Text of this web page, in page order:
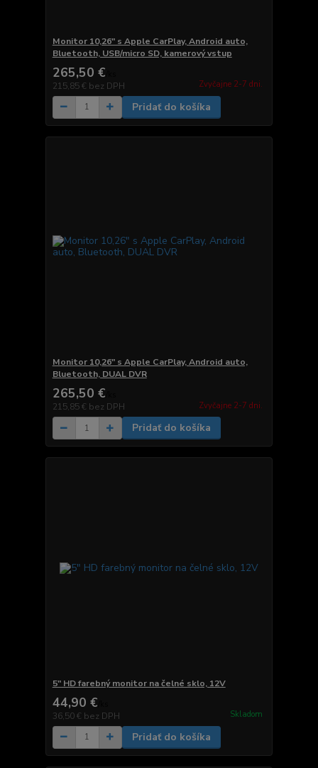
Monitor 10,26" s Apple CarPlay, Android auto,
Bluetooth, USB/micro SD, kamerový vstup
265,50 €
215,85 € bez DPH Zvyčajne 2-7 dni.
Pridať do košíka
Monitor 10,26" s Apple CarPlay, Android auto,
Bluetooth, DUAL DVR
265,50 €
215,85 € bez DPH Zvyčajne 2-7 dni.
Pridať do košíka
5" HD farebný monitor na čelné sklo, 12V
44,90 €
36,50 € bez DPH Skladom
Pridať do košíka